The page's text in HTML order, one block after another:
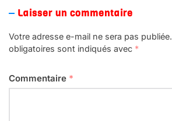
Laisser un commentaire
Votre adresse e-mail ne sera pas publiée.
obligatoires sont indiqués avec *
Commentaire *